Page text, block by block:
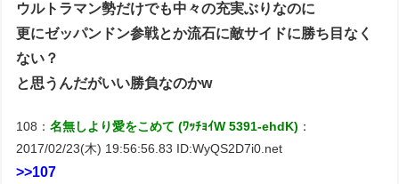
ウルトラマン勢だけでも中々の充実ぶりなのに
更にゼッパンドン参戦とか流石に敵サイドに勝ち目なく
ない？
と思うんだがいい勝負なのかw
108：名無しより愛をこめて (ﾜｯﾁｮｲW 5391-ehdK) ：
2017/02/23(木) 19:56:56.83 ID:WyQS2D7i0.net
>>107